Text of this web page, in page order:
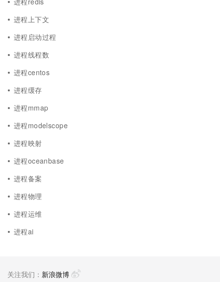
进程上下文
进程启动过程
进程线程数
进程centos
进程缓存
进程mmap
进程modelscope
进程映射
进程oceanbase
进程备案
进程物理
进程运维
进程ai
关注我们： 新浪微博